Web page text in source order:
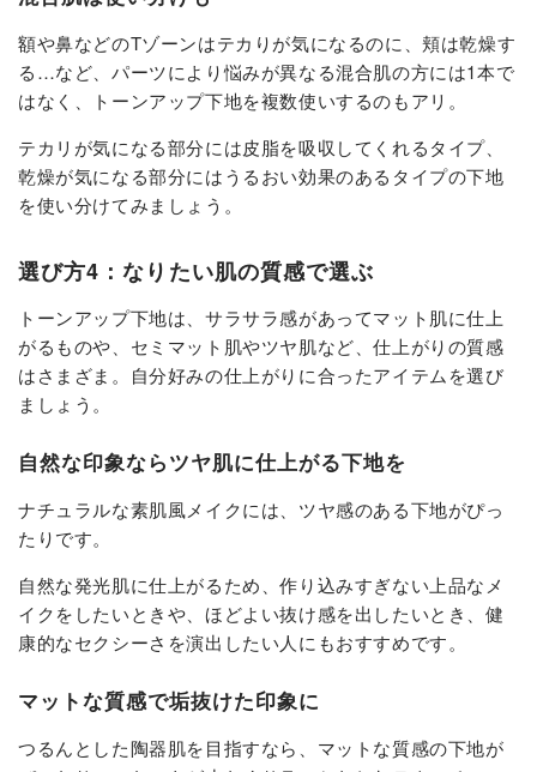
額や鼻などのTゾーンはテカりが気になるのに、頬は乾燥す
る…など、パーツにより悩みが異なる混合肌の方には1本で
はなく、トーンアップ下地を複数使いするのもアリ。
テカリが気になる部分には皮脂を吸収してくれるタイプ、
乾燥が気になる部分にはうるおい効果のあるタイプの下地
を使い分けてみましょう。
選び方4：なりたい肌の質感で選ぶ
トーンアップ下地は、サラサラ感があってマット肌に仕上
がるものや、セミマット肌やツヤ肌など、仕上がりの質感
はさまざま。自分好みの仕上がりに合ったアイテムを選び
ましょう。
自然な印象ならツヤ肌に仕上がる下地を
ナチュラルな素肌風メイクには、ツヤ感のある下地がぴっ
たりです。
自然な発光肌に仕上がるため、作り込みすぎない上品なメ
イクをしたいときや、ほどよい抜け感を出したいとき、健
康的なセクシーさを演出したい人にもおすすめです。
マットな質感で垢抜けた印象に
つるんとした陶器肌を目指すなら、マットな質感の下地が